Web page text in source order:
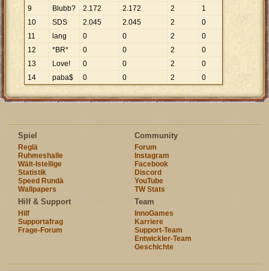
9
Blubb? 2.172 2.172 2
1
10
SDS 2.045 2.045 2
0
11
lang 0 0 2
0
12
*BR* 0 0 2
0
13
Love! 0 0 2
0
14
paba$ 0 0 2 0
Spiel
Reglä
Ruhmeshalle
Wält-Istellige
Statistik
Speed Rundä
Wallpapers
Community
Forum
Instagram
Facebook
Discord
YouTube
TW Stats
Hilf & Support
Hilf
Supportafrag
Frage-Forum
Team
InnoGames
Karriere
Support-Team
Entwickler-Team
Geschichte